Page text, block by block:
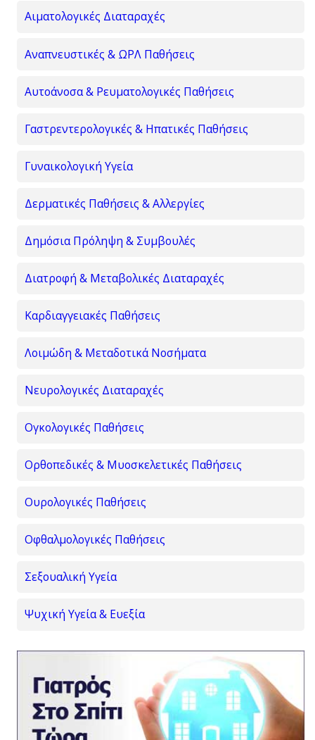
Αιματολογικές Διαταραχές
Αναπνευστικές & ΩΡΛ Παθήσεις
Αυτοάνοσα & Ρευματολογικές Παθήσεις
Γαστρεντερολογικές & Ηπατικές Παθήσεις
Γυναικολογική Υγεία
Δερματικές Παθήσεις & Αλλεργίες
Δημόσια Πρόληψη & Συμβουλές
Διατροφή & Μεταβολικές Διαταραχές
Καρδιαγγειακές Παθήσεις
Λοιμώδη & Μεταδοτικά Νοσήματα
Νευρολογικές Διαταραχές
Ογκολογικές Παθήσεις
Ορθοπεδικές & Μυοσκελετικές Παθήσεις
Ουρολογικές Παθήσεις
Οφθαλμολογικές Παθήσεις
Σεξουαλική Υγεία
Ψυχική Υγεία & Ευεξία